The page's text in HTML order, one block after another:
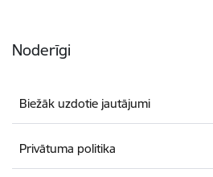
Noderīgi
Biežāk uzdotie jautājumi
Privātuma politika